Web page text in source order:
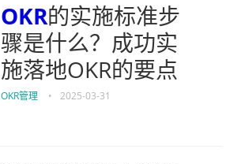
OKR的实施标准步
骤是什么？成功实
施落地OKR的要点
OKR管理 • 2025-03-31